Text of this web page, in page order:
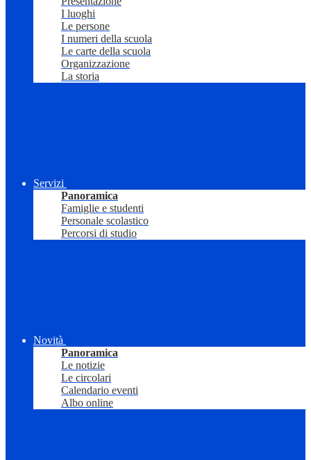
I luoghi
Le persone
I numeri della scuola
Le carte della scuola
Organizzazione
La storia
Servizi
Panoramica
Famiglie e studenti
Personale scolastico
Percorsi di studio
Novità
Panoramica
Le notizie
Le circolari
Calendario eventi
Albo online